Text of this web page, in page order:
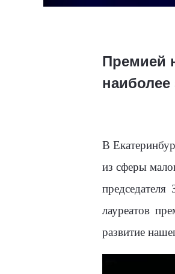
Премией
В
из сферы
председателя
лауреатов
развитие